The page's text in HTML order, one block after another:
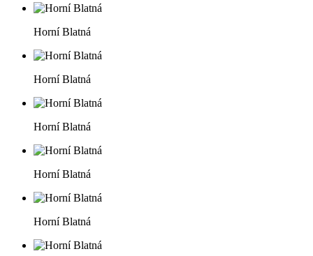
Horní Blatná
Horní Blatná
Horní Blatná
Horní Blatná
Horní Blatná